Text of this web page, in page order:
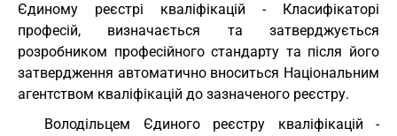
Єдиному реєстрі кваліфікацій - Класифікаторі
професій, визначається та затверджується
розробником професійного стандарту та після його
затвердження автоматично вноситься Національним
агентством кваліфікацій до зазначеного реєстру.
Володільцем Єдиного реєстру кваліфікацій -